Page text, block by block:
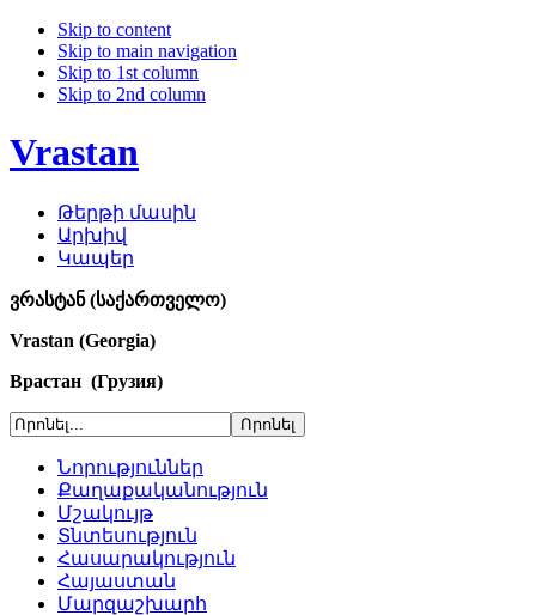
Skip to content
Skip to main navigation
Skip to 1st column
Skip to 2nd column
Vrastan
Թերթի մասին
Արխիվ
Կապեր
ვრასტან (საქართველო)
Vrastan (Georgia)
Врастан (Грузия)
Նորություններ
Քաղաքականություն
Մշակույթ
Տնտեսություն
Հասարակություն
Հայաստան
Մարզաշխարհ